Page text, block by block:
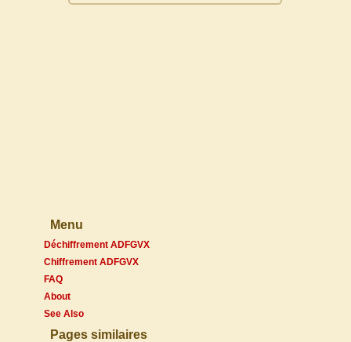
Menu
Déchiffrement ADFGVX
Chiffrement ADFGVX
FAQ
About
See Also
Pages similaires